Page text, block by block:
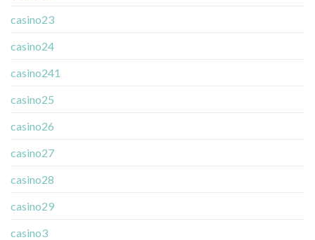
casino23
casino24
casino241
casino25
casino26
casino27
casino28
casino29
casino3